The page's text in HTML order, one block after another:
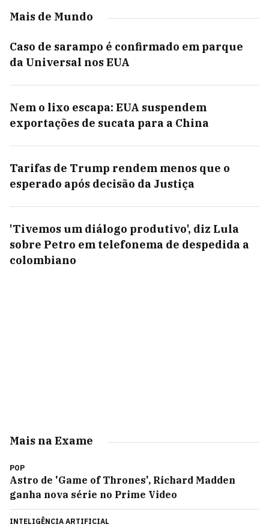
Mais de Mundo
Caso de sarampo é confirmado em parque
da Universal nos EUA
Nem o lixo escapa: EUA suspendem
exportações de sucata para a China
Tarifas de Trump rendem menos que o
esperado após decisão da Justiça
'Tivemos um diálogo produtivo', diz Lula
sobre Petro em telefonema de despedida a
colombiano
Mais na Exame
POP
Astro de 'Game of Thrones', Richard Madden
ganha nova série no Prime Video
INTELIGÊNCIA ARTIFICIAL